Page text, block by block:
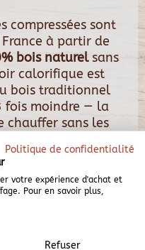
compressées sont
à partir de
bois naturelsans
calorifique est
bois traditionnel
fois moindre — la
chauffer sans les
Loire
Politique de confidentialité
votre expérience d'achat et
Pour en savoir plus,
Refuser